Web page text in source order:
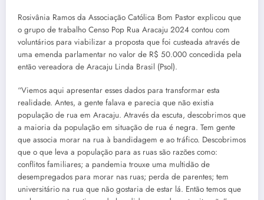
Rosivânia Ramos da Associação Católica Bom Pastor explicou que
o grupo de trabalho Censo Pop Rua Aracaju 2024 contou com
voluntários para viabilizar a proposta que foi custeada através de
uma emenda parlamentar no valor de R$ 50.000 concedida pela
então vereadora de Aracaju Linda Brasil (Psol).
“Viemos aqui apresentar esses dados para transformar esta
realidade. Antes, a gente falava e parecia que não existia
população de rua em Aracaju. Através da escuta, descobrimos que
a maioria da população em situação de rua é negra. Tem gente
que associa morar na rua à bandidagem e ao tráfico. Descobrimos
que o que leva a população para as ruas são razões como:
conflitos familiares; a pandemia trouxe uma multidão de
desempregados para morar nas ruas; perda de parentes; tem
universitário na rua que não gostaria de estar lá. Então temos que